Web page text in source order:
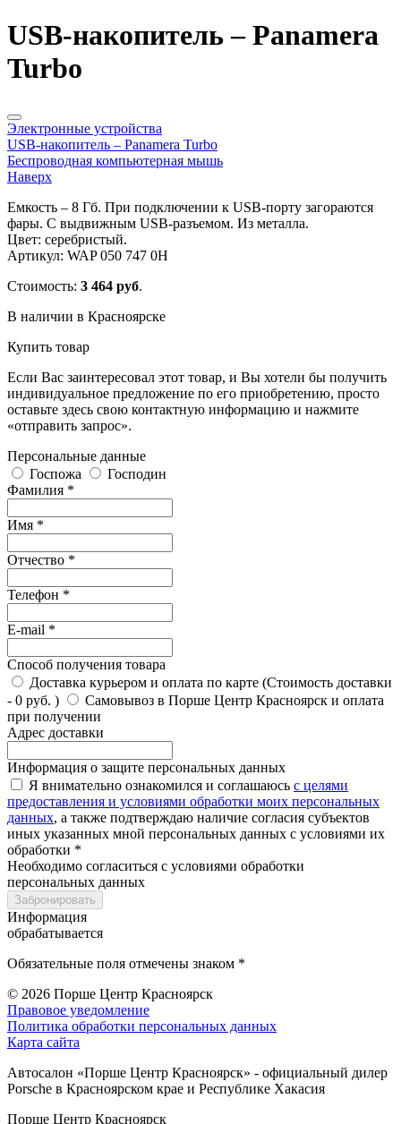
USB-накопитель – Panamera
Turbo
Электронные устройства
USB-накопитель – Panamera Turbo
Беспроводная компьютерная мышь
Наверх
Емкость – 8 Гб. При подключении к USB-порту загораются
фары. С выдвижным USB-разъемом. Из металла.
Цвет: серебристый.
Артикул: WAP 050 747 0H
Стоимость: 3 464 руб.
В наличии в Красноярске
Купить товар
Если Вас заинтересовал этот товар, и Вы хотели бы получить
индивидуальное предложение по его приобретению, просто
оставьте здесь свою контактную информацию и нажмите
«отправить запрос».
Персональные данные
Госпожа
Господин
Фамилия *
Имя *
Отчество *
Телефон *
E-mail *
Способ получения товара
Доставка курьером и оплата по карте (Стоимость доставки
- 0 руб. )
Самовывоз в Порше Центр Красноярск и оплата
при получении
Адрес доставки
Информация о защите персональных данных
Я внимательно ознакомился и соглашаюсь с целями
предоставления и условиями обработки моих персональных
данных, а также подтверждаю наличие согласия субъектов
иных указанных мной персональных данных с условиями их
обработки *
Необходимо согласиться с условиями обработки
персональных данных
Забронировать
Информация
обрабатывается
Обязательные поля отмечены знаком *
© 2026 Порше Центр Красноярск
Правовое уведомление
Политика обработки персональных данных
Карта сайта
Автосалон «Порше Центр Красноярск» - официальный дилер
Porsche в Красноярском крае и Республике Хакасия
Порше Центр Красноярск